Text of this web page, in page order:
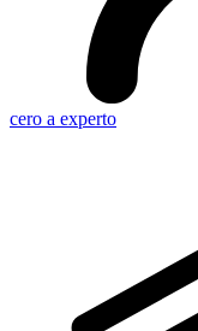
cero a experto